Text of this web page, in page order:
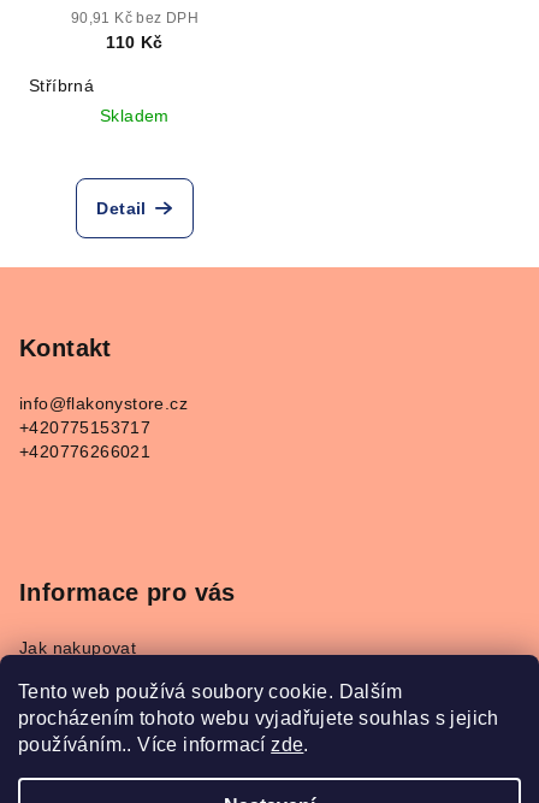
Tento web používá soubory cookie. Dalším
procházením tohoto webu vyjadřujete souhlas s jejich
používáním.. Více informacízde.
stříbrný
90,91 Kč bez DPH
110 Kč
Stříbrná
Skladem
Detail
Kontakt
info@flakonystore.cz
+420775153717
+420776266021
Informace pro vás
Jak nakupovat
Podmínky ochrany osobních údajů
Napište nám